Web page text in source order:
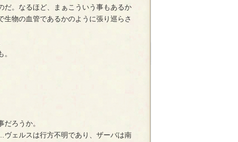
。なるほど、まぁこういう事もあるか
物の血管であるかのように張り巡らさ
ろうか。
ェルスは行方不明であり、ザーバは南